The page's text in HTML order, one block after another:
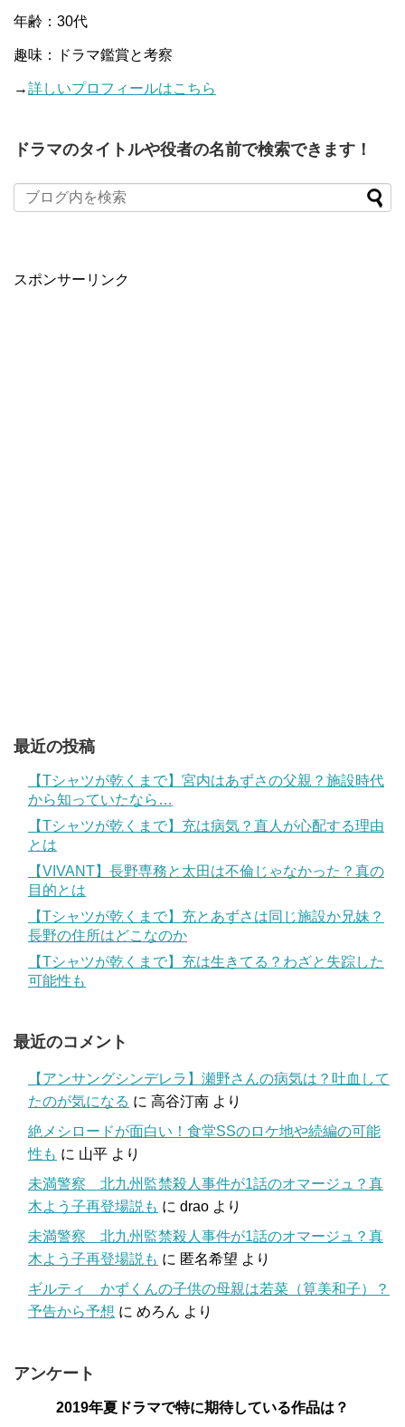
年齢：30代
趣味：ドラマ鑑賞と考察
→詳しいプロフィールはこちら
ドラマのタイトルや役者の名前で検索できます！
スポンサーリンク
最近の投稿
【Tシャツが乾くまで】宮内はあずさの父親？施設時代
から知っていたなら…
【Tシャツが乾くまで】充は病気？直人が心配する理由
とは
【VIVANT】長野専務と太田は不倫じゃなかった？真の
目的とは
【Tシャツが乾くまで】充とあずさは同じ施設か兄妹？
長野の住所はどこなのか
【Tシャツが乾くまで】充は生きてる？わざと失踪した
可能性も
最近のコメント
【アンサングシンデレラ】瀬野さんの病気は？吐血して
たのが気になる に 高谷汀南 より
絶メシロードが面白い！食堂SSのロケ地や続編の可能
性も に 山平 より
未満警察 北九州監禁殺人事件が1話のオマージュ？真
木よう子再登場説も に drao より
未満警察 北九州監禁殺人事件が1話のオマージュ？真
木よう子再登場説も に 匿名希望 より
ギルティ かずくんの子供の母親は若菜（筧美和子）？
予告から予想 に めろん より
アンケート
2019年夏ドラマで特に期待している作品は？